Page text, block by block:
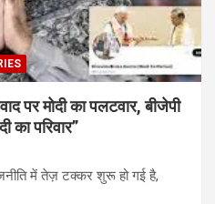
पर मोदी का पलटवार, बीजेपी
का परिवार”
में तेज़ टक्कर शुरू हो गई है,